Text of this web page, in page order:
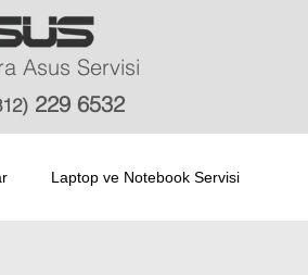
Asus Servisi
229 6532
Laptop ve Notebook Servisi